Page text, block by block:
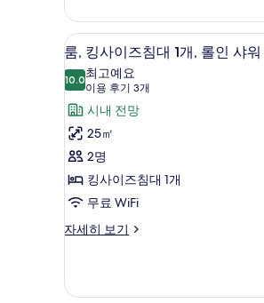
시
설
사
진
모
두
보
기
실
개,
롤
인
워
시
설
자
세
보
기
룸,
킹
사
이
즈
침
대
1
개,
샤
고
9
룸, 킹사이즈침대 1개, 롤인 샤
10.010.0점 만점 중 10점
최고예요
이용 후기 3개
(이
용
후
기
3
개)
시내 전망
25㎡
2명
킹사이즈침대 1개
무료 WiFi
자세히 보기
룸,
즈